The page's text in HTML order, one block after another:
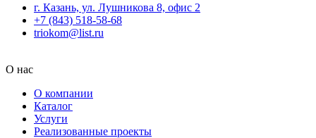
г. Казань, ул. Лушникова 8, офис 2
+7 (843) 518-58-68
triokom@list.ru
О нас
О компании
Каталог
Услуги
Реализованные проекты